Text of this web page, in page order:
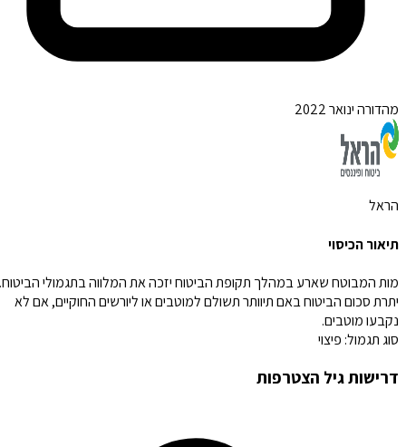
מהדורה ינואר 2022
הראל
תיאור הכיסוי
מות המבוטח שארע במהלך תקופת הביטוח יזכה את המלווה בתגמולי הביטוח.
יתרת סכום הביטוח באם תיוותר תשולם למוטבים או ליורשים החוקיים, אם לא
נקבעו מוטבים.
סוג תגמול:פיצוי
דרישות גיל הצטרפות